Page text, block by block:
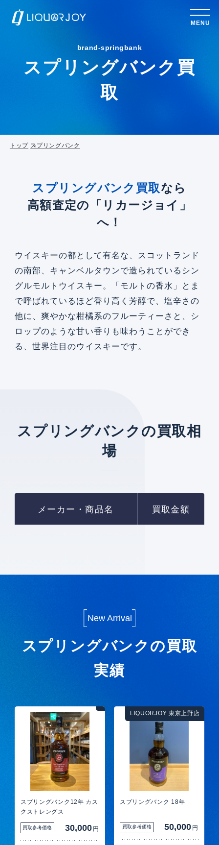
MENU
brand-springbank
スプリングバンク買
取
トップ スプリングバンク
スプリングバンク買取なら
高額査定の「リカージョイ」
へ！
ウイスキーの都として有名な、スコットランド
の南部、キャンベルタウンで造られているシン
グルモルトウイスキー。「モルトの香水」とま
で呼ばれているほど香り高く芳醇で、塩辛さの
他に、爽やかな柑橘系のフルーティーさと、シ
ロップのような甘い香りも味わうことができ
る、世界注目のウイスキーです。
スプリングバンクの買取相
場
メーカー・商品名 買取金額
New Arrival
スプリングバンクの買取
実績
スプリングバンク12年 カス
クストレングス
買取参考価格 30,000 円
LIQUORJOY 東京上野店
スプリングバンク 18年
買取参考価格 50,000 円